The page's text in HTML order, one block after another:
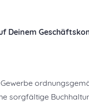
Deinem
sorgfältige